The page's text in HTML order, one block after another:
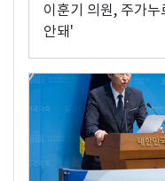
이훈기 의원, 주가
안돼'